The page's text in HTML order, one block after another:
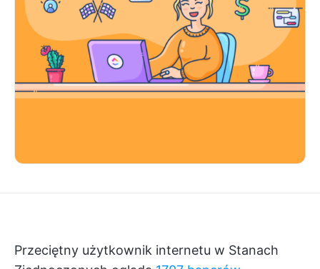
Przeciętny użytkownik internetu w Stanach